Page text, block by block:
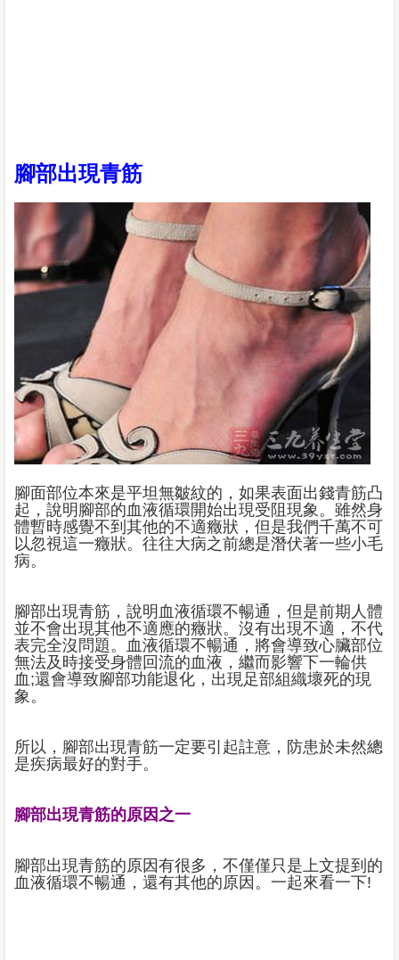
腳部出現青筋
腳面部位本來是平坦無皺紋的，如果表面出錢青筋凸
起，說明腳部的血液循環開始出現受阻現象。雖然身
體暫時感覺不到其他的不適癥狀，但是我們千萬不可
以忽視這一癥狀。往往大病之前總是潛伏著一些小毛
病。
腳部出現青筋，說明血液循環不暢通，但是前期人體
並不會出現其他不適應的癥狀。沒有出現不適，不代
表完全沒問題。血液循環不暢通，將會導致心臟部位
無法及時接受身體回流的血液，繼而影響下一輪供
血;還會導致腳部功能退化，出現足部組織壞死的現
象。
所以，腳部出現青筋一定要引起註意，防患於未然總
是疾病最好的對手。
腳部出現青筋的原因之一
腳部出現青筋的原因有很多，不僅僅只是上文提到的
血液循環不暢通，還有其他的原因。一起來看一下!